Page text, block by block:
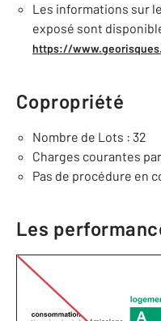
Les informations sur
exposé sont
https://
Copropriété
Nombre de Lots : 32
Charges courantes par
Pas de procédure en
Les